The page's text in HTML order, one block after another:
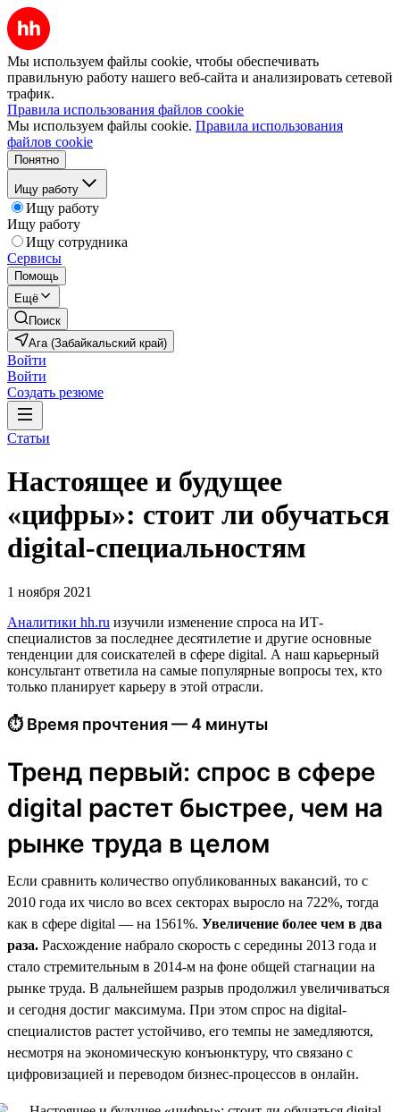
Мы используем файлы cookie, чтобы обеспечивать
правильную работу нашего веб-сайта и анализировать сетевой
трафик.
Правила использования файлов cookie
Мы используем файлы cookie. Правила использования
файлов cookie
Понятно
Ищу работу
Ищу работу
Ищу работу
Ищу сотрудника
Сервисы
Помощь
Ещё
Поиск
Ага (Забайкальский край)
Войти
Войти
Создать резюме
Статьи
Настоящее и будущее
«цифры»: стоит ли обучаться
digital-специальностям
1 ноября 2021
Аналитики hh.ru изучили изменение спроса на ИТ-
специалистов за последнее десятилетие и другие основные
тенденции для соискателей в сфере digital. А наш карьерный
консультант ответила на самые популярные вопросы тех, кто
только планирует карьеру в этой отрасли.
⏱ Время прочтения — 4 минуты
Тренд первый: спрос в сфере
digital растет быстрее, чем на
рынке труда в целом
Если сравнить количество опубликованных вакансий, то с
2010 года их число во всех секторах выросло на 722%, тогда
как в сфере digital — на 1561%. Увеличение более чем в два
раза. Расхождение набрало скорость с середины 2013 года и
стало стремительным в 2014-м на фоне общей стагнации на
рынке труда. В дальнейшем разрыв продолжил увеличиваться
и сегодня достиг максимума. При этом спрос на digital-
специалистов растет устойчиво, его темпы не замедляются,
несмотря на экономическую конъюнктуру, что связано с
цифровизацией и переводом бизнес-процессов в онлайн.